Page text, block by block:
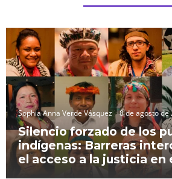
Sophia Anna Verde Vásquez 8 de agosto de
Silencio forzado de los
indígenas: Barreras
el acceso a la justicia en